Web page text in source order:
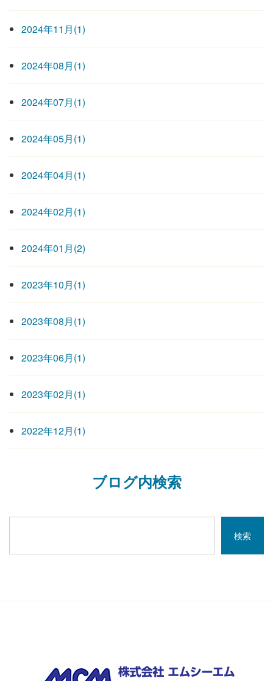
2024年11月(1)
2024年08月(1)
2024年07月(1)
2024年05月(1)
2024年04月(1)
2024年02月(1)
2024年01月(2)
2023年10月(1)
2023年08月(1)
2023年06月(1)
2023年02月(1)
2022年12月(1)
ブログ内検索